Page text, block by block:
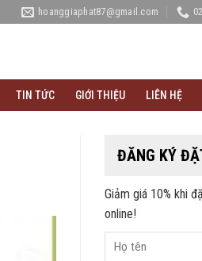
hoanggiaphat87@gmail.com
TIN TỨC GIỚI THIỆU LIÊN HỆ
ĐĂNG KÝ
Giảm giá 10% khi
online!